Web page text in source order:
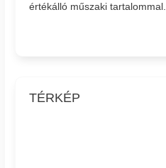
értékálló műszaki tartalommal.
TÉRKÉP